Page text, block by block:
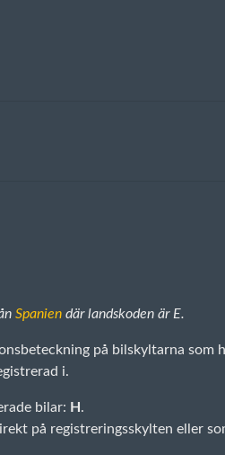
Spanien där landskoden är E.
på bilskyltarna
i.
bilar: H .
på registreringsskylten eller